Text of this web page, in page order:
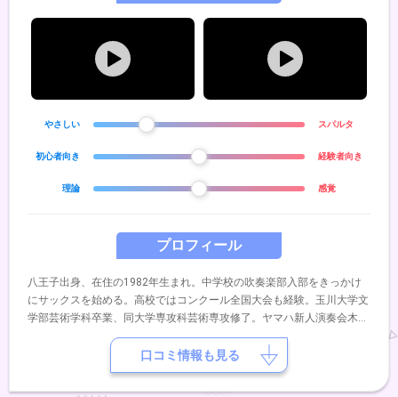
プロフィール
八王子出身、在住の1982年生まれ。中学校の吹奏楽部入部をきっかけ
にサックスを始める。高校ではコンクール全国大会も経験。玉川大学文
学部芸術学科卒業、同大学専攻科芸術専攻修了。ヤマハ新人演奏会木管
の部に出演。大学在学中、中学校高校の吹奏楽部指導を展開。特にアン
サンブル指導や、ポップス分野の演出指導に貢献。プライベートレッス
ンでは、光浦靖子氏のサックス指導も行なっている。同時期にバンドの
世界にも飛び込み、フリーのサックス奏者として、様々なアーティスト
やさしい スパルタ
初心者向き 経験者向き
理論 感覚
口コミ情報も見る